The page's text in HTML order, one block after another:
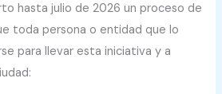
hasta julio de 2026 un proceso de
toda persona o entidad que lo
para llevar esta iniciativa y a